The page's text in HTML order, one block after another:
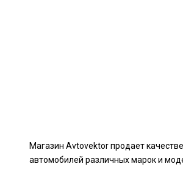
Магазин Avtovektor продает
автомобилей различных марок и